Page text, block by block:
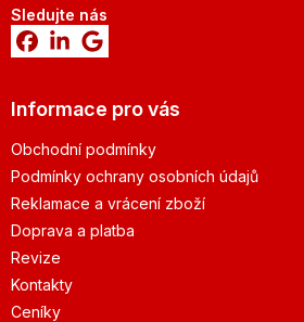
Sledujte nás
Informace pro vás
Obchodní podmínky
Podmínky ochrany osobních údajů
Reklamace a vrácení zboží
Doprava a platba
Revize
Kontakty
Ceníky